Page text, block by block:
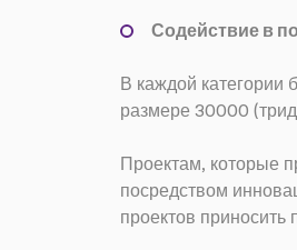
Содействие в
В каждой категории
размере 30000
Проектам, которые
посредством
проектов приносить